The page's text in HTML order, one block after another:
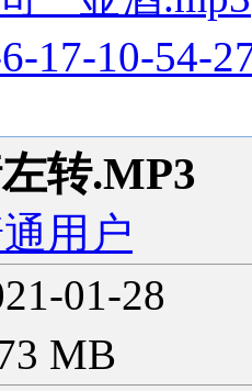
17-10-54-
转.MP3
用户
01-28
MB